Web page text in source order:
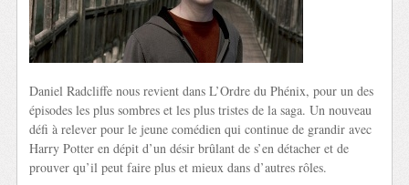
Daniel Radcliffe nous revient dans L’Ordre du Phénix, pour un des
épisodes les plus sombres et les plus tristes de la saga. Un nouveau
défi à relever pour le jeune comédien qui continue de grandir avec
Harry Potter en dépit d’un désir brûlant de s’en détacher et de
prouver qu’il peut faire plus et mieux dans d’autres rôles.